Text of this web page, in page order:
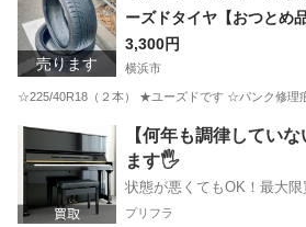
売ります
ーズドタイヤ【おつとめ品
3,300円
横浜市
☆225/40R18（２本） ★ユーズドです ☆パンク修理
神奈川 タイヤ、ホイール クロ
【何年も調律してい
ます🖐️
状態が悪くてもOK！最大限
プリフラ